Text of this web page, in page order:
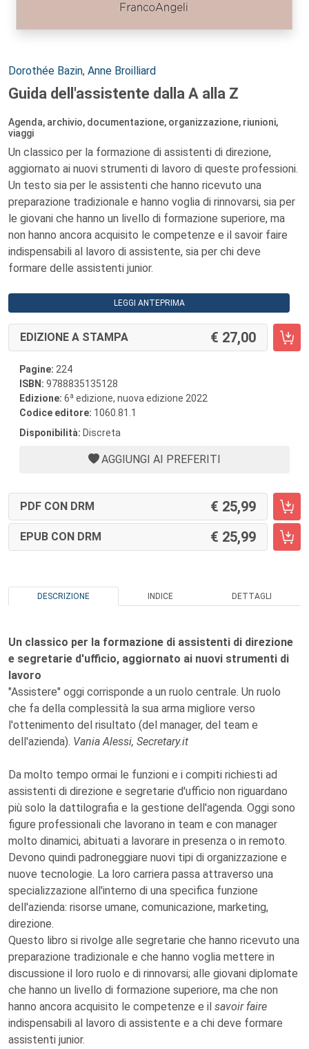
Autori:
Dorothée Bazin, Anne Broilliard
Guida dell'assistente dalla A alla Z
Agenda, archivio, documentazione, organizzazione, riunioni,
viaggi
Un classico per la formazione di assistenti di direzione,
aggiornato ai nuovi strumenti di lavoro di queste professioni.
Un testo sia per le assistenti che hanno ricevuto una
preparazione tradizionale e hanno voglia di rinnovarsi, sia per
le giovani che hanno un livello di formazione superiore, ma
non hanno ancora acquisito le competenze e il savoir faire
indispensabili al lavoro di assistente, sia per chi deve
formare delle assistenti junior.
LEGGI ANTEPRIMA
EDIZIONE A STAMPA 27,00
Pagine: 224
ISBN: 9788835135128
Edizione: 6a edizione, nuova edizione 2022
Codice editore: 1060.81.1
Disponibilità: Discreta
AGGIUNGI AI PREFERITI
PDF CON DRM 25,99
EPUB CON DRM 25,99
DESCRIZIONE INDICE DETTAGLI
Un classico per la formazione di assistenti di direzione
e segretarie d'ufficio, aggiornato ai nuovi strumenti di
lavoro
"Assistere" oggi corrisponde a un ruolo centrale. Un ruolo
che fa della complessità la sua arma migliore verso
l'ottenimento del risultato (del manager, del team e
dell'azienda). Vania Alessi, Secretary.it
Da molto tempo ormai le funzioni e i compiti richiesti ad
assistenti di direzione e segretarie d'ufficio non riguardano
più solo la dattilografia e la gestione dell'agenda. Oggi sono
figure professionali che lavorano in team e con manager
molto dinamici, abituati a lavorare in presenza o in remoto.
Devono quindi padroneggiare nuovi tipi di organizzazione e
nuove tecnologie. La loro carriera passa attraverso una
specializzazione all'interno di una specifica funzione
dell'azienda: risorse umane, comunicazione, marketing,
direzione.
Questo libro si rivolge alle segretarie che hanno ricevuto una
preparazione tradizionale e che hanno voglia mettere in
discussione il loro ruolo e di rinnovarsi; alle giovani diplomate
che hanno un livello di formazione superiore, ma che non
hanno ancora acquisito le competenze e il savoir faire
indispensabili al lavoro di assistente e a chi deve formare
assistenti junior.